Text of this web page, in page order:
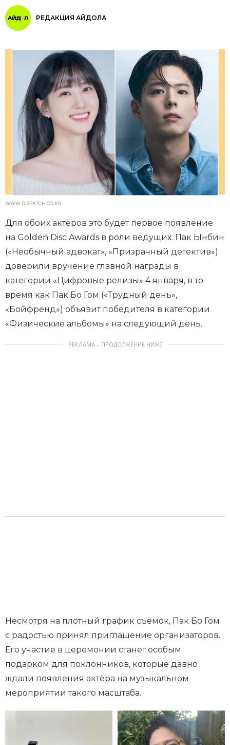
РЕДАКЦИЯ АЙДОЛА
WWW.DISPATCH.CO.KR
Для обоих актёров это будет первое появление
на Golden Disc Awards в роли ведущих. Пак Ынбин
(«Необычный адвокат», «Призрачный детектив»)
доверили вручение главной награды в
категории «Цифровые релизы» 4 января, в то
время как Пак Бо Гом («Трудный день»,
«Бойфренд») объявит победителя в категории
«Физические альбомы» на следующий день.
РЕКЛАМА – ПРОДОЛЖЕНИЕ НИЖЕ
Несмотря на плотный график съёмок, Пак Бо Гом
с радостью принял приглашение организаторов.
Его участие в церемонии станет особым
подарком для поклонников, которые давно
ждали появления актёра на музыкальном
мероприятии такого масштаба.